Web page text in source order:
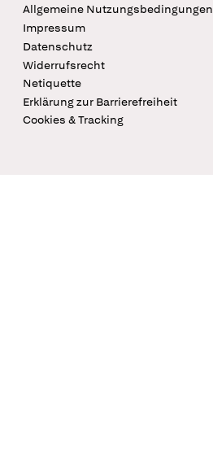
Allgemeine Nutzungsbedingungen
Impressum
Datenschutz
Widerrufsrecht
Netiquette
Erklärung zur Barrierefreiheit
Cookies & Tracking